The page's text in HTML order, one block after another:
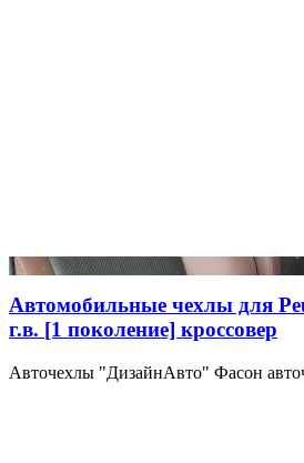
Автомобильные чехлы для
г.в. [1 поколение] кроссовер
Авточехлы "ДизайнАвто" Фасон